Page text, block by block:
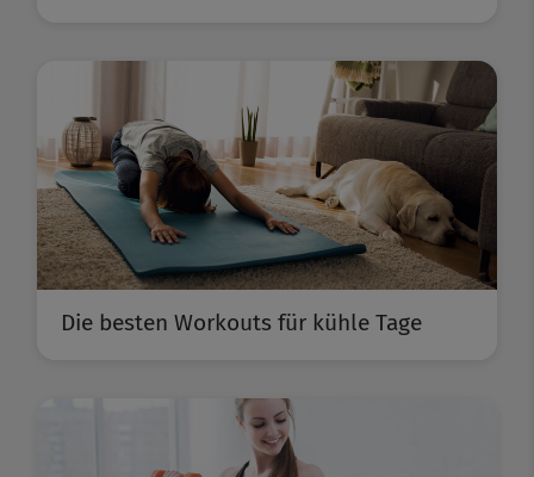
Die besten Workouts für kühle Tage